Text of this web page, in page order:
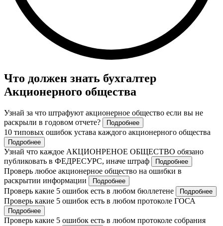
Что должен знать бухгалтер
Акционерного общества
Узнай за что штрафуют акционерное общество если вы не
раскрыли в годовом отчете?
Подробнее
10 типовых ошибок устава каждого акционерного общества
Подробнее
Узнай что каждое АКЦИОНРЕНОЕ ОБЩЕСТВО обязано
публиковать в ФЕДРЕСУРС, иначе штраф
Подробнее
Проверь любое акционерное общество на ошибки в
раскрытии информации
Подробнее
Проверь какие 5 ошибок есть в любом бюллетене Подробнее
Проверь какие 5 ошибок есть в любом протоколе ГОСА
Подробнее
Проверь какие 5 ошибок есть в любом протоколе собрания